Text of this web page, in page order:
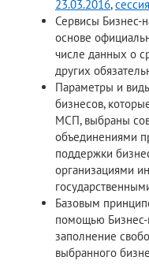
23.03.2016,
Сервисы Бизнес-
основе
числе данных о
других
Параметры и
бизнесов,
МСП, выбраны
объединениями
поддержки
организациями
Базовым
помощью Бизнес-
заполнение
выбранного